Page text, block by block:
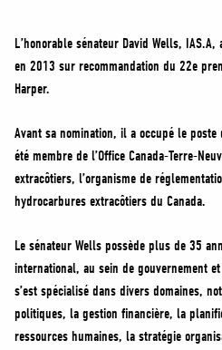
MÉDIAS
BÉNÉVOLE
BOUTIQUE
L’honorable sénateur David Wells,
en 2013 sur recommandation du 22e
Harper.
Avant sa nomination, il a occupé le
été membre de l’Office Canada-Terre-
extracôtiers, l’organisme de
hydrocarbures extracôtiers du Canada.
Le sénateur Wells possède plus de 35
international, au sein de gouvernement
s’est spécialisé dans divers domaines,
politiques, la gestion financière, la
ressources humaines, la stratégie